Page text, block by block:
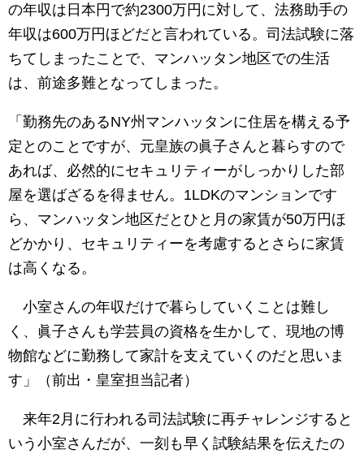
の年収は日本円で約2300万円に対して、法務助手の
年収は600万円ほどだと言われている。司法試験に落
ちてしまったことで、マンハッタン地区での生活
は、前途多難となってしまった。
「勤務先のあるNY州マンハッタンに住居を構える予
定とのことですが、元皇族の眞子さんと暮らすので
あれば、必然的にセキュリティーがしっかりした部
屋を選ばざるを得ません。1LDKのマンションです
ら、マンハッタン地区だとひと月の家賃が50万円ほ
どかかり、セキュリティーを考慮するとさらに家賃
は高くなる。
小室さんの年収だけで暮らしていくことは難し
く、眞子さんも学芸員の資格を生かして、現地の博
物館などに勤務して家計を支えていくのだと思いま
す」（前出・皇室担当記者）
来年2月に行われる司法試験に再チャレンジすると
いう小室さんだが、一刻も早く試験結果を伝えたの